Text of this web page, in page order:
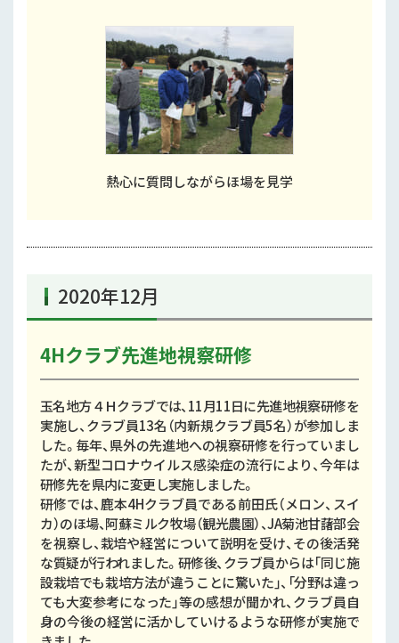
熱心に質問しながらほ場を見学
2020年12月
4Hクラブ先進地視察研修
玉名地方４Ｈクラブでは、11月11日に先進地視察研修を
実施し、クラブ員13名（内新規クラブ員5名）が参加しま
した。毎年、県外の先進地への視察研修を行っていまし
たが、新型コロナウイルス感染症の流行により、今年は
研修先を県内に変更し実施しました。
研修では、鹿本4Hクラブ員である前田氏（メロン、スイ
カ）のほ場、阿蘇ミルク牧場（観光農園）、JA菊池甘藷部会
を視察し、栽培や経営について説明を受け、その後活発
な質疑が行われました。研修後、クラブ員からは「同じ施
設栽培でも栽培方法が違うことに驚いた」、「分野は違っ
ても大変参考になった」等の感想が聞かれ、クラブ員自
身の今後の経営に活かしていけるような研修が実施で